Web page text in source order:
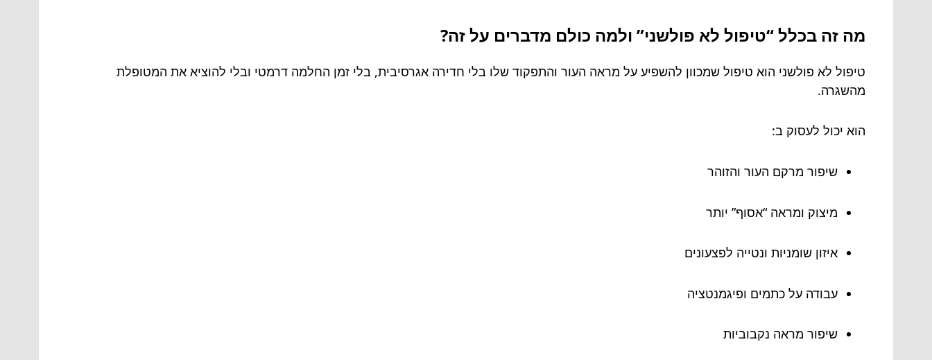
מה זה בכלל “טיפול לא פולשני” ולמה כולם מדברים על זה?
טיפול לא פולשני הוא טיפול שמכוון להשפיע על מראה העור והתפקוד שלו בלי חדירה אגרסיבית, בלי זמן החלמה דרמטי ובלי להוציא את המטופלת
מהשגרה.
הוא יכול לעסוק ב:
שיפור מרקם העור והזוהר
מיצוק ומראה “אסוף” יותר
איזון שומניות ונטייה לפצעונים
עבודה על כתמים ופיגמנטציה
שיפור מראה נקבוביות